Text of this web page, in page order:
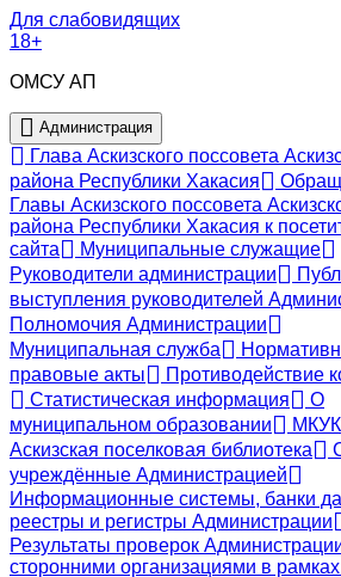
Для слабовидящих
18+
ОМСУ АП
Администрация
Глава Аскизского поссовета
района Республики Хакасия
Главы Аскизского поссовета
района Республики Хакасия к
сайта
Муниципальные служащие
Руководители администрации
выступления руководителей
Полномочия Администрации
Муниципальная служба
правовые акты
Противодействие
Статистическая информация
О
муниципальном образовании
МКУК
Аскизская поселковая библиотека
учреждённые Администрацией
Информационные системы, банки
реестры и регистры Администрации
Результаты проверок
сторонними организациями в